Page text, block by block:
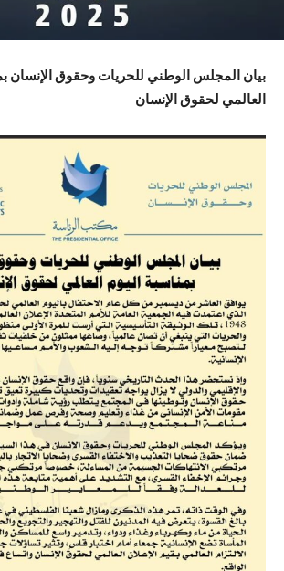
بيان المجلس الوطني للحريات وحقوق الإنسان
العالمي لحقوق الإنسان